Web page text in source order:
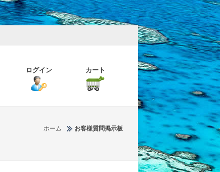
ログイン カート
ホーム お客様質問掲示板